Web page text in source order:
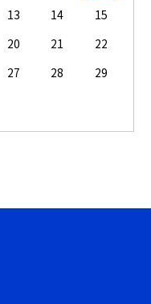
13 14
15
20 21
22
27 28
29